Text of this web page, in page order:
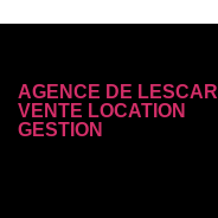
AGENCE DE LESCAR
VENTE LOCATION
GESTION